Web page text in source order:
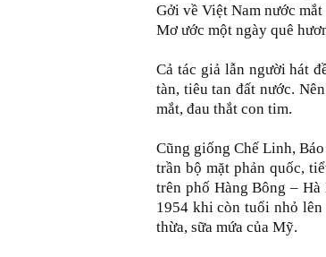
Gởi về Việt Nam nước
Mơ ước một ngày quê
Cả tác giả lẫn người hát
tàn, tiêu tan đất nước.
mắt, đau thắt con tim.
Cũng giống Chế Linh,
trần bộ mặt phản quốc,
trên phố Hàng Bông –
1954 khi còn tuổi nhỏ
thừa, sữa mứa của Mỹ.